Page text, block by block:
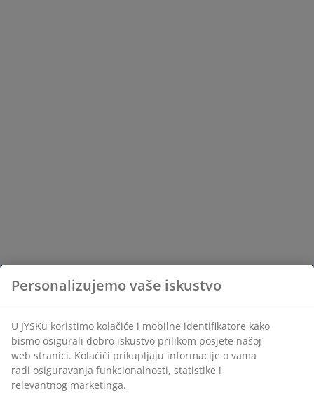
Personalizujemo vaše iskustvo
U JYSKu koristimo kolačiće i mobilne identifikatore kako
bismo osigurali dobro iskustvo prilikom posjete našoj
web stranici. Kolačići prikupljaju informacije o vama
radi osiguravanja funkcionalnosti, statistike i
relevantnog marketinga.